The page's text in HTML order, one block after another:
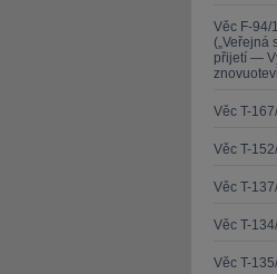
Věc F-94/
přijetí —
Věc T-
Věc T-
Věc T-
Věc T-
Věc T-